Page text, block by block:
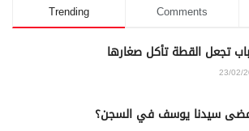
Trending Comments
سيدنا يوسف في السجن؟